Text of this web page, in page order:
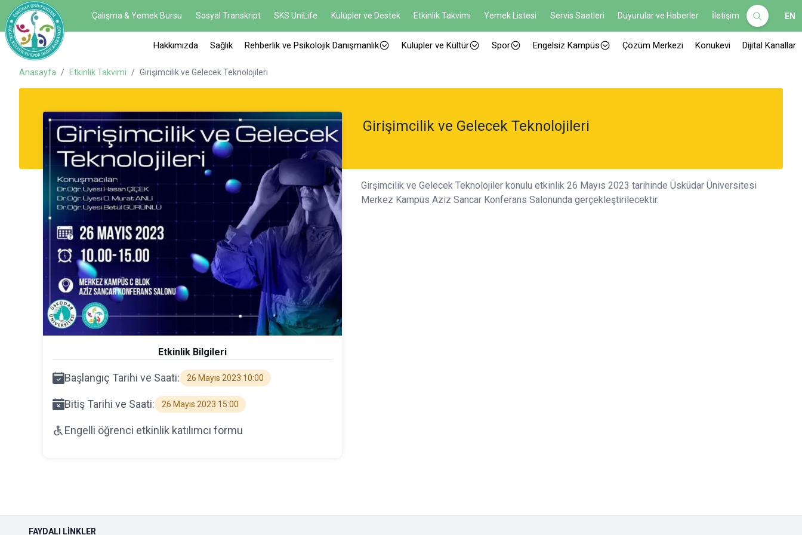
Çalışma & Yemek Bursu Sosyal Transkript SKS UniLife Kulüpler ve Destek Etkinlik Takvimi Yemek Listesi Servis Saatleri Duyurular ve Haberler İletişim EN
Hakkımızda Sağlık Rehberlik ve Psikolojik Danışmanlık Kulüpler ve Kültür Spor Engelsiz Kampüs Çözüm Merkezi Konukevi Dijital Kanallar
Anasayfa / Etkinlik Takvimi / Girişimcilik ve Gelecek Teknolojileri
Girişimcilik ve Gelecek Teknolojileri
Etkinlik Bilgileri
Başlangıç Tarihi ve Saati: 26 Mayıs 2023 10:00
Bitiş Tarihi ve Saati: 26 Mayıs 2023 15:00
Engelli öğrenci etkinlik katılımcı formu
Girşimcilik ve Gelecek Teknolojiler konulu etkinlik 26 Mayıs 2023 tarihinde Üsküdar Üniversitesi
Merkez Kampüs Aziz Sancar Konferans Salonunda gerçekleştirilecektir.
FAYDALI LINKLER